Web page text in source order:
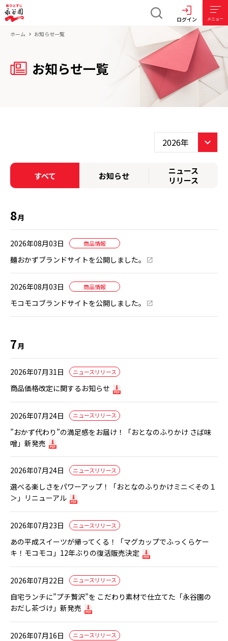
ログイン メニュー
ホーム お知らせ一覧
お知らせ一覧
すべて お知らせ
ニュース
リリース
8月
2026年08月03日 商品情報
麺おかずブランドサイトを公開しました。
2026年08月03日 商品情報
モコモコブランドサイトを公開しました。
7月
2026年07月31日 ニュースリリース
商品価格改定に関するお知らせ
2026年07月24日 ニュースリリース
”おかず代わり”の満足感をお届け！「おとなのふりかけ さば味
噌」新発売
2026年07月24日 ニュースリリース
選べる楽しさをパワーアップ！「おとなのふりかけミニ＜その１
＞」リニューアル
2026年07月23日 ニュースリリース
あの平成スイーツが帰ってくる！「マグカップでふっくらケー
キ！モコモコ」12年ぶりの復活販売決定
2026年07月22日 ニュースリリース
自宅ランチに”プチ贅沢”を こだわり素材で仕立てた「永谷園の
おだし茶づけ」新発売
2026年07月16日 ニュースリリース